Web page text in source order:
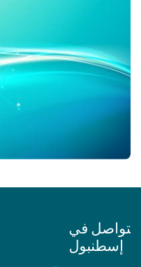
في
إسطنبول